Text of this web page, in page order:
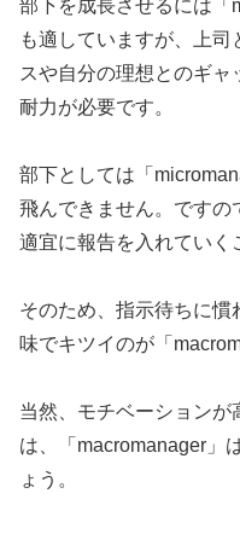
部下を成長させるには「
も適していますが、上司
スや自分の理想とのギ
耐力が必要です。
部下としては「
飛んできません。ですの
適宜に報告を入れていく
そのため、指示待ちに
味でキツイのが「
当然、モチベーションが
は、「macromanager」
ょう。